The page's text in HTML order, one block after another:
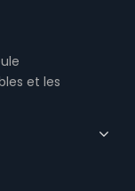
et les